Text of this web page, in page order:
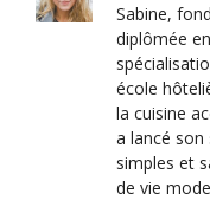
Sabine,
diplômée
école
la cuisine
a lancé
simples et
de vie